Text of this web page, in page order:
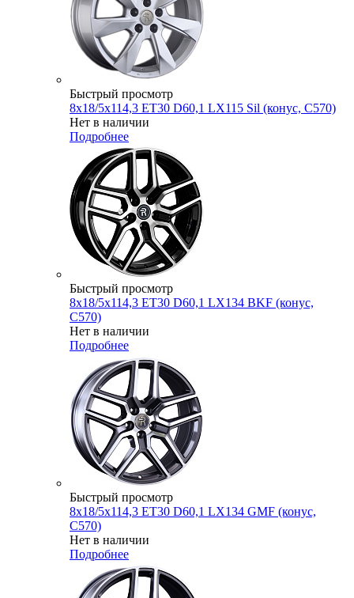
Быстрый просмотр
8x18/5x114,3 ET30 D60,1 LX115 Sil (конус, C570)
Нет в наличии
Подробнее
Быстрый просмотр
8x18/5x114,3 ET30 D60,1 LX134 BKF (конус,
C570)
Нет в наличии
Подробнее
Быстрый просмотр
8x18/5x114,3 ET30 D60,1 LX134 GMF (конус,
C570)
Нет в наличии
Подробнее